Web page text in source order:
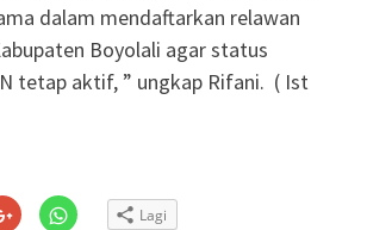
dalam mendaftarkan relawan
Boyolali agar status
tetap aktif, ” ungkap Rifani. ( Ist
Klik
untuk
Klik
untuk Lagi